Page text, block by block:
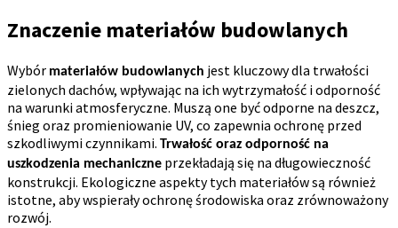
Znaczenie materiałów budowlanych
Wybór materiałów budowlanych jest kluczowy dla trwałości
zielonych dachów, wpływając na ich wytrzymałość i odporność
na warunki atmosferyczne. Muszą one być odporne na deszcz,
śnieg oraz promieniowanie UV, co zapewnia ochronę przed
szkodliwymi czynnikami. Trwałość oraz odporność na
uszkodzenia mechaniczne przekładają się na długowieczność
konstrukcji. Ekologiczne aspekty tych materiałów są również
istotne, aby wspierały ochronę środowiska oraz zrównoważony
rozwój.